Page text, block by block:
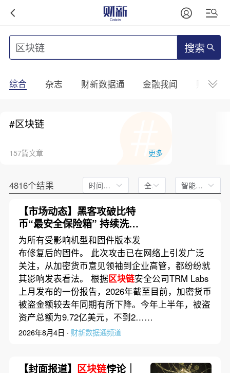
搜索
综合 杂志 财新数据通 金融我闻 财新
#区块链
157篇文章 更多
4816个结果 时间不限 全文 智能排序
【市场动态】黑客攻破比特
币“最安全保险箱” 持续洗劫
用户资产
为所有受影响机型和固件版本发
布修复后的固件。 此次攻击已在网络上引发广泛
关注，从加密货币意见领袖到企业高管，都纷纷就
其影响发表看法。 根据区块链安全公司TRM Labs
上月发布的一份报告，2026年截至目前，加密货币
被盗金额较去年同期有所下降。今年上半年，被盗
资产总额为9.72亿美元，不到2……
2026年8月4日 · 财新数据通频道
【封面报道】 区块链悖论｜